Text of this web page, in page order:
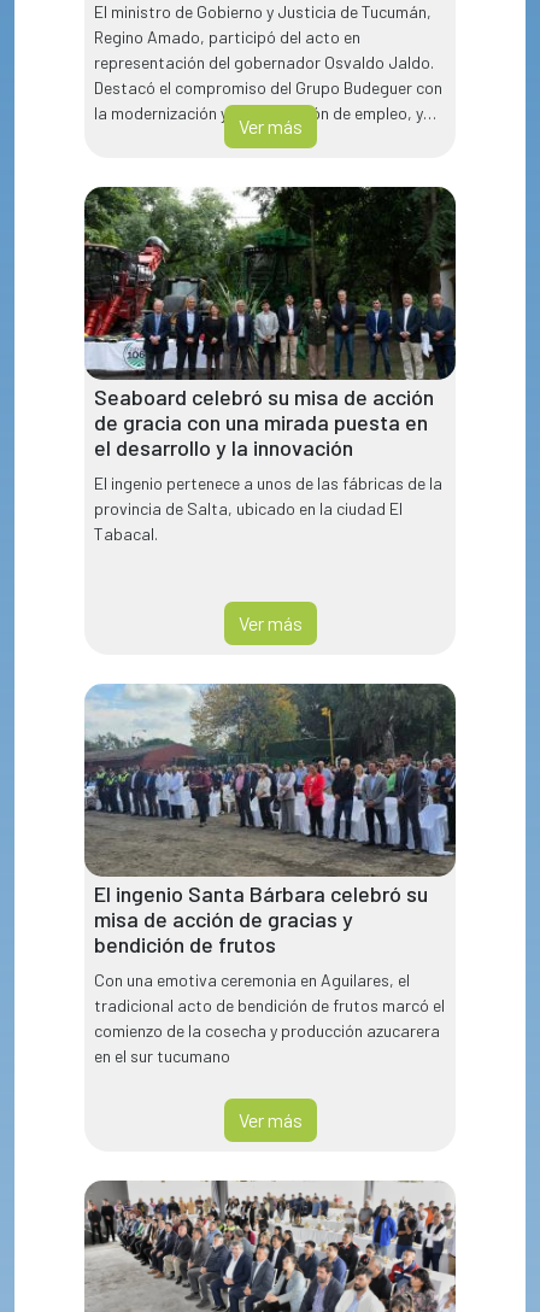
El ministro de Gobierno y Justicia de Tucumán,
Regino Amado, participó del acto en
representación del gobernador Osvaldo Jaldo.
Destacó el compromiso del Grupo Budeguer con
la modernización y la generación de empleo, y
reafirmó el respaldo del Estado provincial al
Ver más
Seaboard celebró su misa de acción
de gracia con una mirada puesta en
el desarrollo y la innovación
El ingenio pertenece a unos de las fábricas de la
provincia de Salta, ubicado en la ciudad El
Tabacal.
Ver más
El ingenio Santa Bárbara celebró su
misa de acción de gracias y
bendición de frutos
Con una emotiva ceremonia en Aguilares, el
tradicional acto de bendición de frutos marcó el
comienzo de la cosecha y producción azucarera
en el sur tucumano
Ver más